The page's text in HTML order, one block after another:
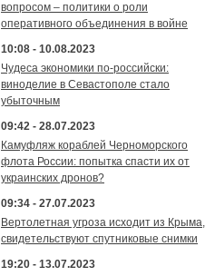
вопросом – политики о роли
оперативного объединения в войне
10:08 - 10.08.2023
Чудеса экономики по-российски:
виноделие в Севастополе стало
убыточным
09:42 - 28.07.2023
Камуфляж кораблей Черноморского
флота России: попытка спасти их от
украинских дронов?
09:34 - 27.07.2023
Вертолетная угроза исходит из Крыма,
свидетельствуют спутниковые снимки
19:20 - 13.07.2023